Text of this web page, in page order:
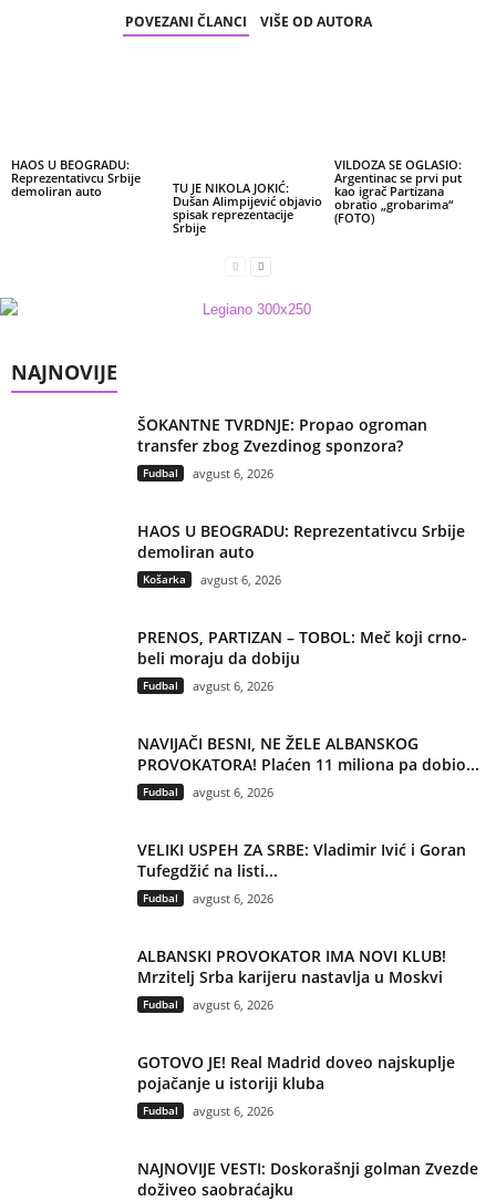
POVEZANI ČLANCI VIŠE OD AUTORA
HAOS U BEOGRADU:
Reprezentativcu Srbije
demoliran auto
TU JE NIKOLA JOKIĆ:
Dušan Alimpijević objavio
spisak reprezentacije
Srbije
VILDOZA SE OGLASIO:
Argentinac se prvi put
kao igrač Partizana
obratio „grobarima“
(FOTO)
NAJNOVIJE
ŠOKANTNE TVRDNJE: Propao ogroman
transfer zbog Zvezdinog sponzora?
Fudbal avgust 6, 2026
HAOS U BEOGRADU: Reprezentativcu Srbije
demoliran auto
Košarka avgust 6, 2026
PRENOS, PARTIZAN – TOBOL: Meč koji crno-
beli moraju da dobiju
Fudbal avgust 6, 2026
NAVIJAČI BESNI, NE ŽELE ALBANSKOG
PROVOKATORA! Plaćen 11 miliona pa dobio...
Fudbal avgust 6, 2026
VELIKI USPEH ZA SRBE: Vladimir Ivić i Goran
Tufegdžić na listi...
Fudbal avgust 6, 2026
ALBANSKI PROVOKATOR IMA NOVI KLUB!
Mrzitelj Srba karijeru nastavlja u Moskvi
Fudbal avgust 6, 2026
GOTOVO JE! Real Madrid doveo najskuplje
pojačanje u istoriji kluba
Fudbal avgust 6, 2026
NAJNOVIJE VESTI: Doskorašnji golman Zvezde
doživeo saobraćajku